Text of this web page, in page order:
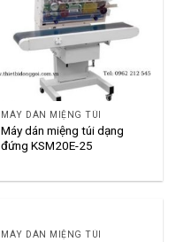
MÁY DÁN MIỆNG TÚI
Máy dán miệng túi dạng
đứng KSM20E-25
MÁY DÁN MIỆNG TÚI